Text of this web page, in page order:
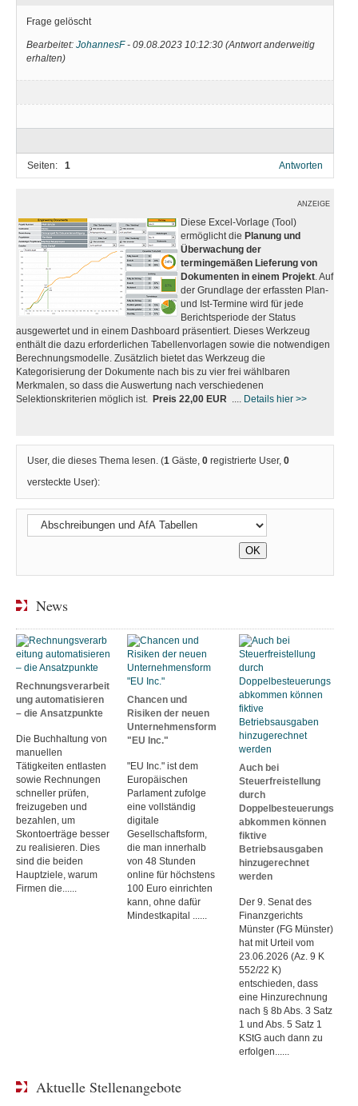
Frage gelöscht
Bearbeitet: JohannesF- 09.08.2023 10:12:30 (Antwort anderweitig
erhalten)
Seiten: 1 Antworten
ANZEIGE
Diese Excel-Vorlage (Tool)
ermöglicht die Planung und
Überwachung der
termingemäßen Lieferung von
Dokumenten in einem Projekt . Auf
der Grundlage der erfassten Plan-
und Ist-Termine wird für jede
Berichtsperiode der Status
ausgewertet und in einem Dashboard präsentiert. Dieses Werkzeug
enthält die dazu erforderlichen Tabellenvorlagen sowie die notwendigen
Berechnungsmodelle. Zusätzlich bietet das Werkzeug die
Kategorisierung der Dokumente nach bis zu vier frei wählbaren
Merkmalen, so dass die Auswertung nach verschiedenen
Selektionskriterien möglich ist. Preis 22,00 EUR Details hier >>
User, die dieses Thema lesen. (1 Gäste,0 registrierte User,0
versteckte User):
News
Rechnungsverarbeit
ung automatisieren
– die Ansatzpunkte
Die Buchhaltung von
manuellen
Tätigkeiten entlasten
sowie Rechnungen
schneller prüfen,
freizugeben und
bezahlen, um
Skontoerträge besser
zu realisieren. Dies
sind die beiden
Hauptziele, warum
Firmen die......
Chancen und
Risiken der neuen
Unternehmensform
"EU Inc."
"EU Inc." ist dem
Europäischen
Parlament zufolge
eine vollständig
digitale
Gesellschaftsform,
die man innerhalb
von 48 Stunden
online für höchstens
100 Euro einrichten
kann, ohne dafür
Mindestkapital ......
Auch bei
Steuerfreistellung
durch
Doppelbesteuerungs
abkommen können
fiktive
Betriebsausgaben
hinzugerechnet
werden
Der 9. Senat des
Finanzgerichts
Münster (FG Münster)
hat mit Urteil vom
23.06.2026 (Az. 9 K
552/22 K)
entschieden, dass
eine Hinzurechnung
nach § 8b Abs. 3 Satz
1 und Abs. 5 Satz 1
KStG auch dann zu
erfolgen......
Aktuelle Stellenangebote